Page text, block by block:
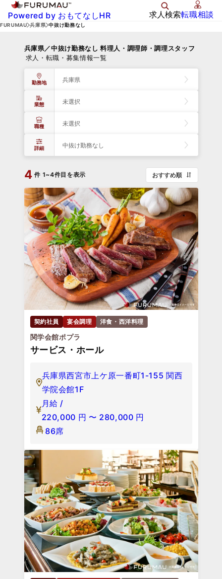
Powered by おもてなしHR 求人検索転職相談
FURUMAU 兵庫県 中抜け勤務なし
兵庫県／中抜け勤務なし 料理人・調理師・調理スタッフ
求人・転職・募集情報一覧
勤務地 兵庫県
業態 未選択
職種 未選択
詳細 中抜け勤務なし
4 件 1~4件目を表示 おすすめ順
契約社員 宴会調理 洋食・西洋料理
関学会館ポプラ
サービス・ホール
兵庫県西宮市上ケ原一番町1-155 関西
学院会館1F
月給 /
220,000 円 〜 280,000 円
86席